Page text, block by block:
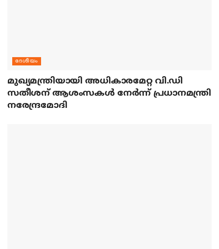
ദേശീയം
മുഖ്യമന്ത്രിയായി അധികാരമേറ്റ വി.ഡി
സതീശന് ആശംസകള്‍ നേര്‍ന്ന് പ്രധാനമന്ത്രി
നരേന്ദ്രമോദി